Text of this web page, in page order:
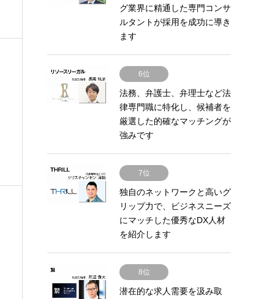
グ業界に精通した専門コンサ
ルタントが採用を成功に導き
ます
6位
法務、弁護士、弁理士など法
律専門職に特化し、候補者を
厳選した的確なマッチングが
強みです
7位
独自のネットワークと高いグ
リップ力で、ビジネスニーズ
にマッチした優秀なDX人材
を紹介します
8位
潜在的な求人需要を汲み取